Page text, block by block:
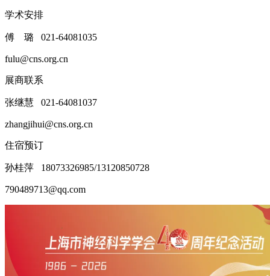
学术安排
傅 璐 021-64081035
fulu@cns.org.cn
展商联系
张继慧 021-64081037
zhangjihui@cns.org.cn
住宿预订
孙桂萍 18073326985/13120850728
790489713@qq.com